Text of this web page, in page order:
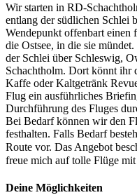
Wir starten in RD-
entlang der südlichen Schlei
Wendepunkt offenbart einen
die Ostsee, in die sie
der Schlei über Schleswig,
Schachtholm. Dort könnt ihr
Kaffe oder Kaltgetränk
Flug ein ausführliches
Durchführung des Fluges
Bei Bedarf können wir den
festhalten. Falls Bedarf
Route vor. Das Angebot
freue mich auf tolle Flüge
Deine Möglichkeiten